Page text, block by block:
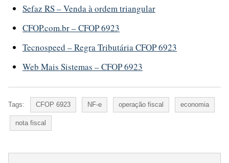
Sefaz RS – Venda à ordem triangular
CFOP.com.br – CFOP 6923
Tecnospeed – Regra Tributária CFOP 6923
Web Mais Sistemas – CFOP 6923
Tags: CFOP 6923 NF-e operação fiscal economia
nota fiscal